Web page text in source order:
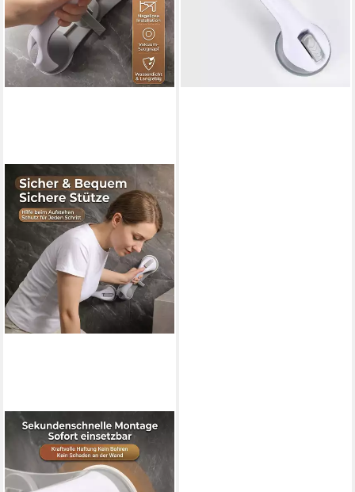
JASLIFE
Haltegriff Sauggriff 28cm
ohne Bohren, Haltegriff für
Senioren rutschfest Bad WC,
UVP
lieferbar in 3 Wochen